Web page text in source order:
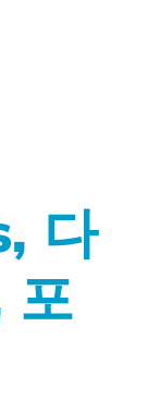
다
포